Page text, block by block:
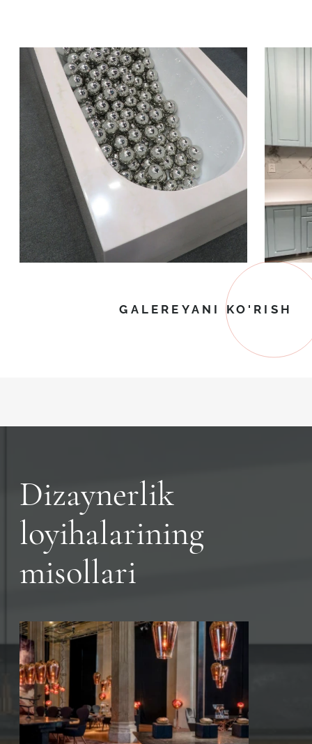
GALEREYANI KO'RISH
Dizaynerlik
loyihalarining
misollari